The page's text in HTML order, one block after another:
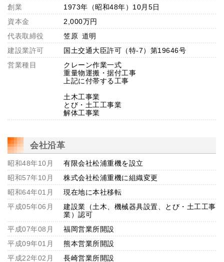
創業
1973年（昭和48年）10月5日
資本金
2,000万円
代表取締役
笠原 道明
建設業許可
国土交通大臣許可（特-7）第19646号
営業種目
クレーン作業一式
重量物運搬・据付工事
上記に付帯する工事
土木工事業
とび・土工工事業
解体工事業
会社沿革
昭和48年10月
有限会社松浦重機を設立
昭和57年10月
株式会社松浦重機に組織変更
昭和64年01月
現在地に本社移転
平成05年06月
建設業（土木、機械器具設置、とび・土工工事
業）認可
平成07年08月
福岡営業所開設
平成09年01月
熊本営業所開設
平成22年02月
長崎営業所開設